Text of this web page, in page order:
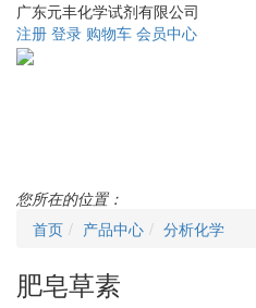
广东元丰化学试剂有限公司
注册 登录 购物车 会员中心
您所在的位置：
首页
产品中心 分析化学
肥皂草素